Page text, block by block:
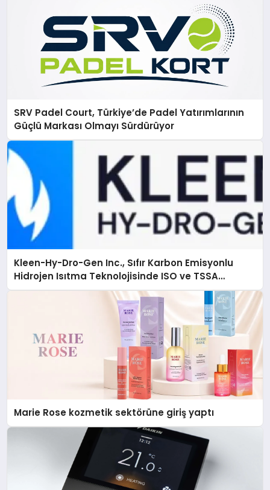
SRV Padel Court, Türkiye’de Padel Yatırımlarının
Güçlü Markası Olmayı Sürdürüyor
Kleen-Hy-Dro-Gen Inc., Sıfır Karbon Emisyonlu
Hidrojen Isıtma Teknolojisinde ISO ve TSSA
Düzenleyici Onaylarını Aldı
Marie Rose kozmetik sektörüne giriş yaptı